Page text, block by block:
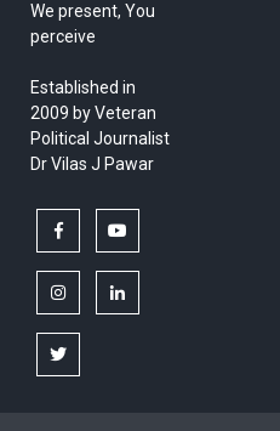
We present, You
perceive
Established in
2009 by Veteran
Political Journalist
Dr Vilas J Pawar
facebook
instagramlinkedin
twitter